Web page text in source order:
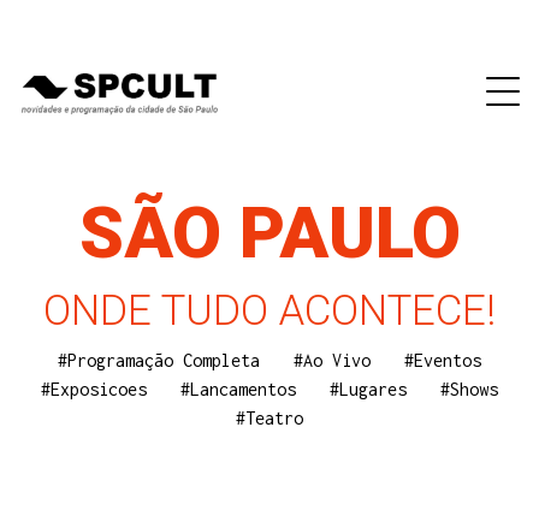
SÃO PAULO
ONDE TUDO ACONTECE!
#Programação Completa #Ao Vivo
#Eventos
#Exposicoes
#Lancamentos #Lugares
#Shows
#Teatro